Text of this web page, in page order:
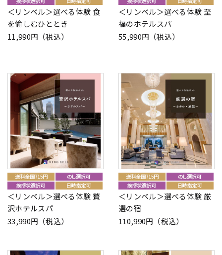
＜リンベル＞選べる体験 食
を愉しむひととき
11,990円（税込）
＜リンベル＞選べる体験 至
福のホテルスパ
55,990円（税込）
＜リンベル＞選べる体験 贅
沢ホテルスパ
33,990円（税込）
＜リンベル＞選べる体験 厳
選の宿
110,990円（税込）